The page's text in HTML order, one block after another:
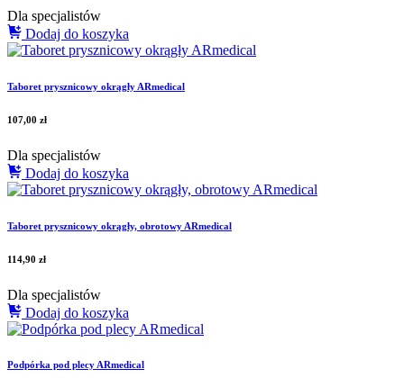
Dla specjalistów
Dodaj do koszyka
Taboret prysznicowy okrągły ARmedical
107,00 zł
Dla specjalistów
Dodaj do koszyka
Taboret prysznicowy okrągły, obrotowy ARmedical
114,90 zł
Dla specjalistów
Dodaj do koszyka
Podpórka pod plecy ARmedical